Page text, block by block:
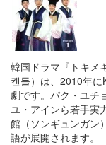
韓国ドラマ『トキメ
캔들）は、2010年
劇です。​パク・ユチ
ユ・アインら若手実
館（ソンギュンガン
語が展開されます。​